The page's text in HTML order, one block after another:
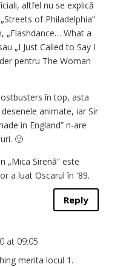
altfel nu se explică
of Philadelphia”
„Flashdance… What a
„I Just Called to Say I
pentru The Woman
în top, asta
animate, iar Sir
in England” n-are
🙂
„Mica Sirenă” este
a luat Oscarul în '89.
Reply
at 09:05
merita locul 1.